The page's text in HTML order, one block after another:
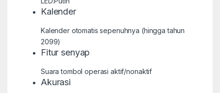
Kalender
Kalender otomatis sepenuhnya (hingga tahun
2099)
Fitur senyap
Suara tombol operasi aktif/nonaktif
Akurasi